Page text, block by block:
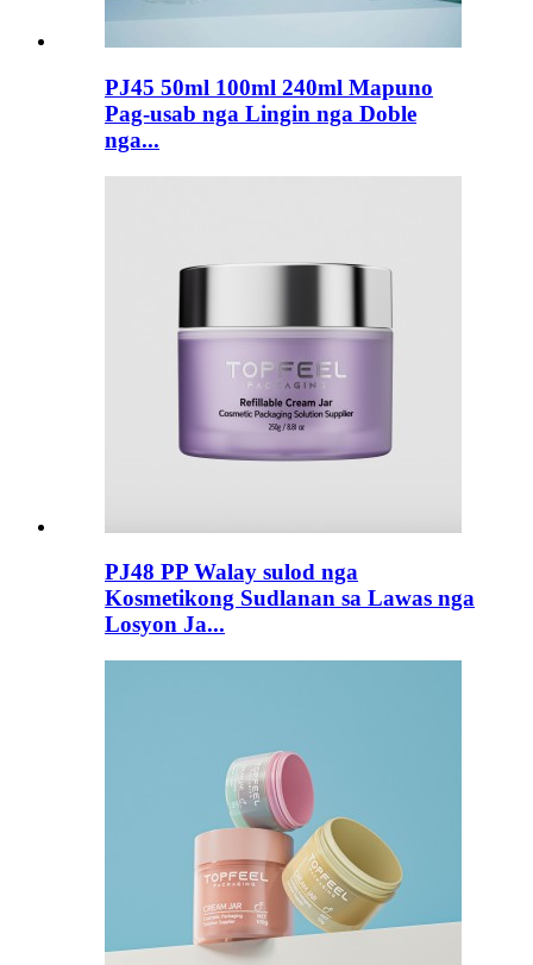
PJ45 50ml 100ml 240ml Mapuno
Pag-usab nga Lingin nga Doble
nga...
PJ48 PP Walay sulod nga
Kosmetikong Sudlanan sa Lawas nga
Losyon Ja...